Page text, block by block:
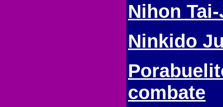
Nihon
Ninkido
combate